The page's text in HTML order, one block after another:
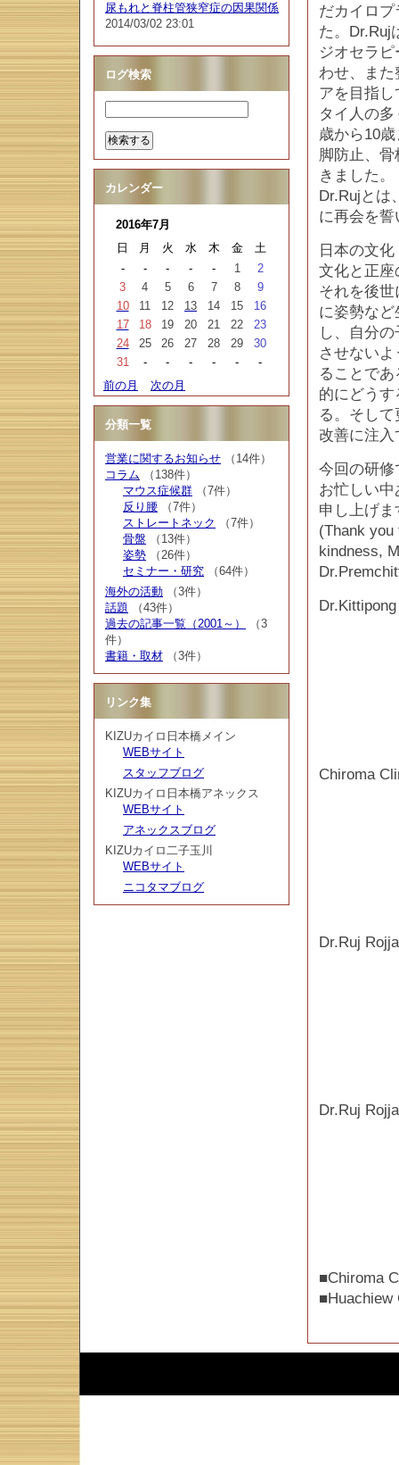
だカイロ
た。Dr.Ruj
ジオセラ
わせ、また
アを目指
タイ人の
歳から10
脚防止、
きました。
Dr.Rujとは
に再会を
日本の文
文化と正座
それを後
に姿勢な
し、自分
させない
ることで
的にどう
る。そし
改善に注入
今回の研修
お忙しい
申し上げま
(Thank
kindness,
Dr.Kittipong
Chiroma
Dr.Ruj
Dr.Ruj
■Chiroma
■Huachiew
尿もれと脊柱管狭窄症の因果関係
2014/03/02 23:01
ログ検索
カレンダー
2016年7月
日
月 火 水 木 金
土
-
- - - - 1
2
3
4 5 6 7 8
9
10
11 12 13 14 15
16
17
18 19 20 21 22
23
24
25 26 27 28 29
30
31
- - - - -
-
前の月
次の月
分類一覧
営業に関するお知らせ （14件）
コラム （138件）
マウス症候群 （7件）
反り腰 （7件）
ストレートネック
（7件）
骨盤 （13件）
姿勢 （26件）
セミナー・研究 （64件）
海外の活動 （3件）
話題 （43件）
過去の記事一覧（2001～）
（3
件）
書籍・取材 （3件）
リンク集
KIZUカイロ日本橋メイン
WEBサイト
スタッフブログ
KIZUカイロ日本橋アネックス
WEBサイト
アネックスブログ
KIZUカイロ二子玉川
WEBサイト
ニコタマブログ